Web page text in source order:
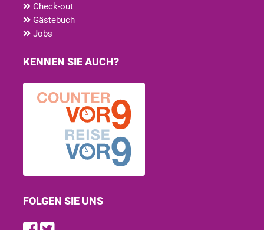
Check-out
Gästebuch
Jobs
KENNEN SIE AUCH?
FOLGEN SIE UNS